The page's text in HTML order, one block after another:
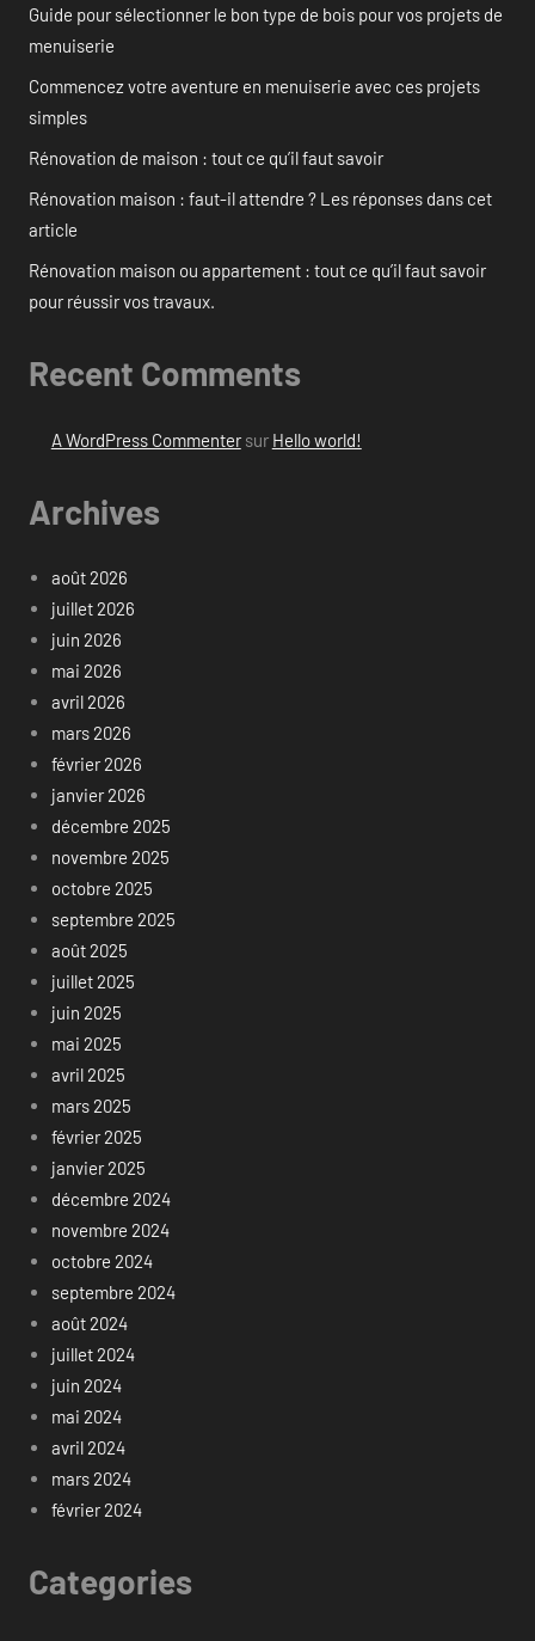
Guide pour sélectionner le bon type de bois pour vos projets de
menuiserie
Commencez votre aventure en menuiserie avec ces projets
simples
Rénovation de maison : tout ce qu’il faut savoir
Rénovation maison : faut-il attendre ? Les réponses dans cet
article
Rénovation maison ou appartement : tout ce qu’il faut savoir
pour réussir vos travaux.
Recent Comments
A WordPress Commentersur Hello world!
Archives
août 2026
juillet 2026
juin 2026
mai 2026
avril 2026
mars 2026
février 2026
janvier 2026
décembre 2025
novembre 2025
octobre 2025
septembre 2025
août 2025
juillet 2025
juin 2025
mai 2025
avril 2025
mars 2025
février 2025
janvier 2025
décembre 2024
novembre 2024
octobre 2024
septembre 2024
août 2024
juillet 2024
juin 2024
mai 2024
avril 2024
mars 2024
février 2024
Categories